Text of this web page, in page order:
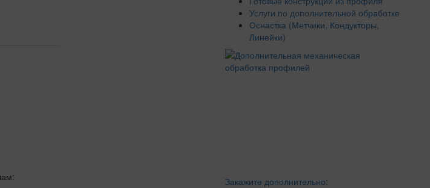
Услуги по дополнительной обработке
Оснастка (Метчики, Кондукторы,
Линейки)
Закажите дополнительно: